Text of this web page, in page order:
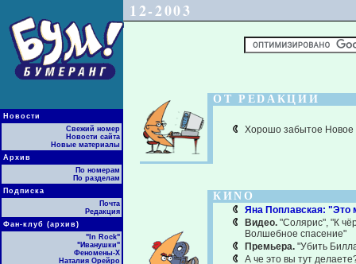
Новости
Свежий номер
Новости сайта
Новые материалы
Архив
По номерам
По разделам
Подписка
Почта
Редакция
Фан-клуб (архив)
"In Rock"
"Иванушки"
Феномены-Х
Наталия Орейро
12-2003
ОТ РЕDАКЦИИ
Хорошо забытое Новое
КИNО
Яна Поплавская: "Это
Видео. "Солярис", "К
Волшебное спасение"
Премьера. "Убить
А че это вы тут